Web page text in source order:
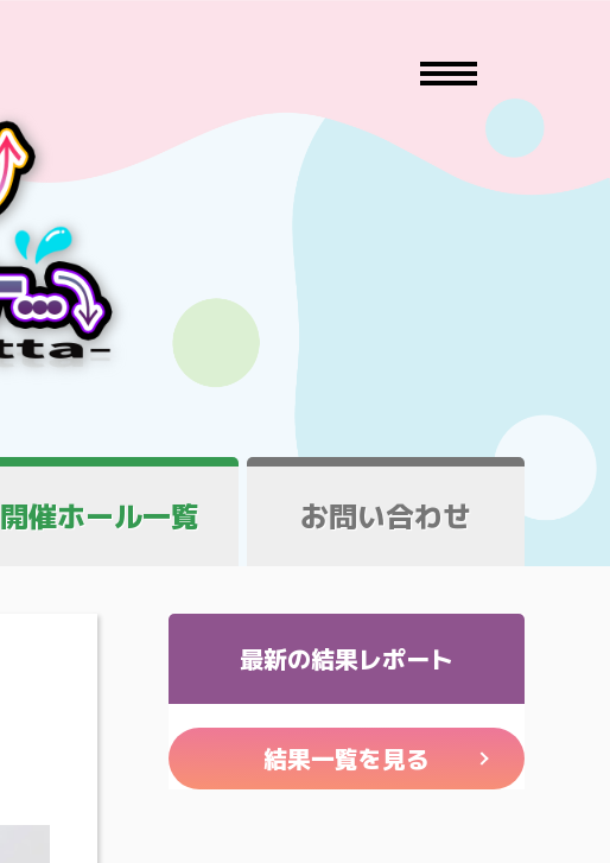
開催ホール一覧 お問い合わせ
最新の結果レポート
結果一覧を見る